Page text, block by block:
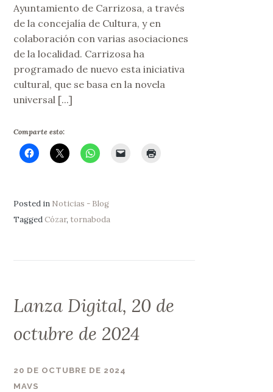
Ayuntamiento de Carrizosa, a través
de la concejalía de Cultura, y en
colaboración con varias asociaciones
de la localidad. Carrizosa ha
programado de nuevo esta iniciativa
cultural, que se basa en la novela
universal [...]
Comparte esto:
Posted in Noticias - Blog
TaggedCózar, tornaboda
Lanza Digital, 20 de
octubre de 2024
20 DE OCTUBRE DE 2024
MAVS